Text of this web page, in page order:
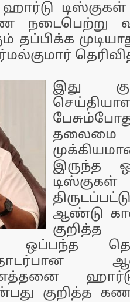
டிஸ்குகள்
நடைபெற்று
தப்பிக்க
இது
தலைமை
இருந்த
டிஸ்குகள்
ஆண்டு
ஒப்பந்த
குறித்த